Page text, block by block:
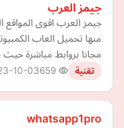
جيمز العرب
جيمز العرب اقوى المواقع
منها تحميل العاب
مجانا بروابط مباشرة حيث
تقنية 10-03
whatsapp1pro